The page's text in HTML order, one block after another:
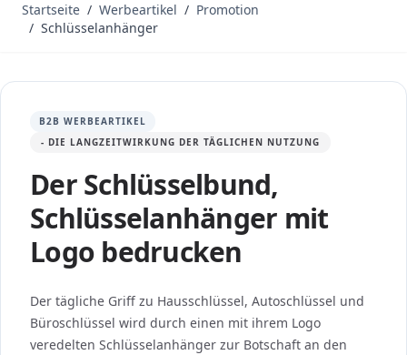
Startseite / Werbeartikel / Promotion
/ Schlüsselanhänger
B2B WERBEARTIKEL
- DIE LANGZEITWIRKUNG DER TÄGLICHEN NUTZUNG
Der Schlüsselbund,
Schlüsselanhänger mit
Logo bedrucken
Der tägliche Griff zu Hausschlüssel, Autoschlüssel und
Büroschlüssel wird durch einen mit ihrem Logo
veredelten Schlüsselanhänger zur Botschaft an den